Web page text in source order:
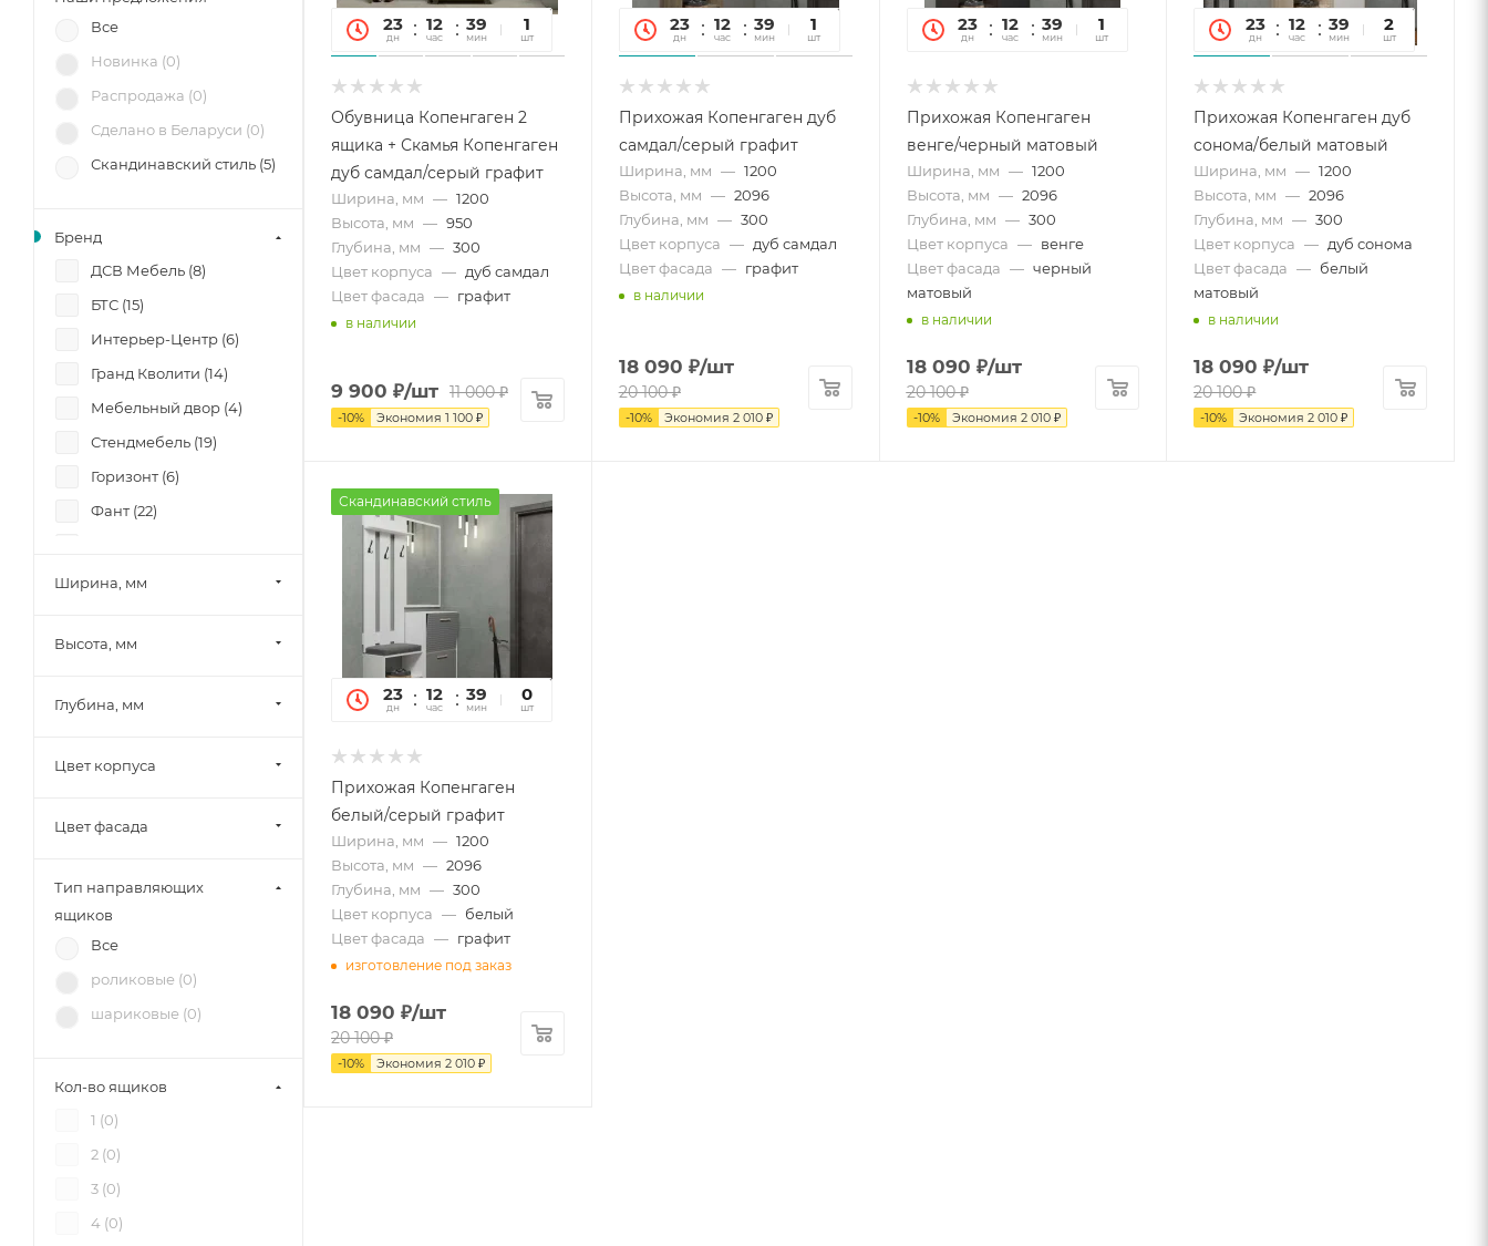
23
дн
12
час
39
мин
16
сек
1
шт
Обувница Копенгаген 2
ящика + Скамья Копенгаген
дуб самдал/серый графит
Ширина, мм — 1200
Высота, мм — 950
Глубина, мм — 300
Цвет корпуса — дуб самдал
Цвет фасада — графит
в наличии
9 900 ₽/шт 11 000₽
-10% Экономия 1 100 ₽
23
дн
12
час
39
мин
16
сек
1
шт
Прихожая Копенгаген дуб
самдал/серый графит
Ширина, мм — 1200
Высота, мм — 2096
Глубина, мм — 300
Цвет корпуса — дуб самдал
Цвет фасада — графит
в наличии
18 090 ₽/шт
20 100₽
-10% Экономия 2 010₽
23
дн
12
час
39
мин
16
сек
1
шт
Прихожая Копенгаген
венге/черный матовый
Ширина, мм — 1200
Высота, мм — 2096
Глубина, мм — 300
Цвет корпуса — венге
Цвет фасада — черный
матовый
в наличии
18 090 ₽/шт
20 100₽
-10% Экономия 2 010₽
23
дн
12
час
39
мин
16
сек
2
шт
Прихожая Копенгаген дуб
сонома/белый матовый
Ширина, мм — 1200
Высота, мм — 2096
Глубина, мм — 300
Цвет корпуса — дуб сонома
Цвет фасада — белый
матовый
в наличии
18 090 ₽/шт
20 100₽
-10% Экономия2 010 ₽
Скандинавский стиль
23
дн
12
час
39
мин
16
сек
0
шт
Прихожая Копенгаген
белый/серый графит
Ширина, мм — 1200
Высота, мм — 2096
Глубина, мм — 300
Цвет корпуса — белый
Цвет фасада — графит
изготовление под заказ
18 090 ₽/шт
20 100₽
-10% Экономия 2 010 ₽
Все
Новинка (0)
Распродажа (0)
Сделано в Беларуси (0)
Скандинавский стиль (5)
Бренд
ДСВ Мебель (8)
БТС (15)
Интерьер-Центр (6)
Гранд Кволити (14)
Мебельный двор (4)
Стендмебель (19)
Горизонт (6)
Фант (22)
Памир (
SV-Мебель (
МК Стиль (
БРВ-Мебель (
12 стульев (5)
РВК (
RAUS (
Аквилон (
Петровская мебель (
Ширина, мм
Высота, мм
Глубина, мм
Цвет корпуса
Цвет фасада
Тип направляющих
ящиков
Все
роликовые (0)
шариковые (0)
Кол-во ящиков
1 (0)
2 (0)
3 (0)
4 (0)